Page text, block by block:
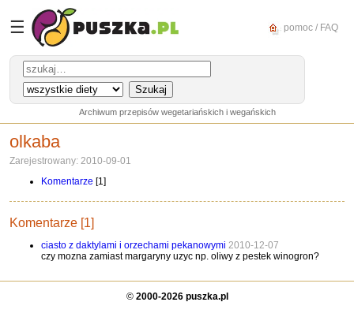
☰ pomoc / FAQ
Archiwum przepisów wegetariańskich i wegańskich
olkaba
Zarejestrowany: 2010-09-01
Komentarze [1]
Komentarze [1]
ciasto z daktylami i orzechami pekanowymi 2010-12-07
czy mozna zamiast margaryny uzyc np. oliwy z pestek winogron?
© 2000-2026 puszka.pl